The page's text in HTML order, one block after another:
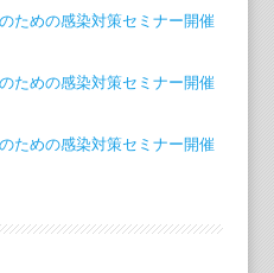
ための感染対策セミナー開催
ための感染対策セミナー開催
ための感染対策セミナー開催